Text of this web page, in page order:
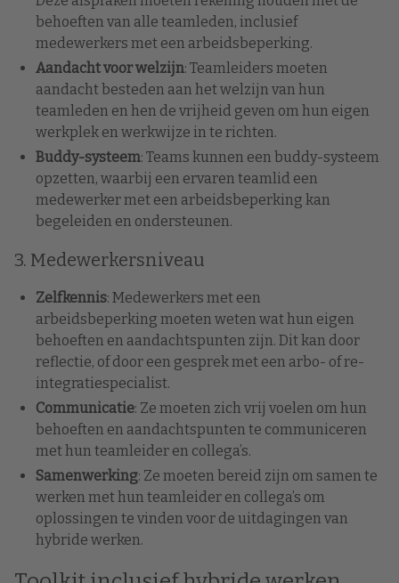
behoeften van alle teamleden, inclusief
medewerkers met een arbeidsbeperking.
Aandacht voor welzijn: Teamleiders moeten
aandacht besteden aan het welzijn van hun
teamleden en hen de vrijheid geven om hun eigen
werkplek en werkwijze in te richten.
Buddy-systeem: Teams kunnen een buddy-systeem
opzetten, waarbij een ervaren teamlid een
medewerker met een arbeidsbeperking kan
begeleiden en ondersteunen.
3. Medewerkersniveau
Zelfkennis: Medewerkers met een
arbeidsbeperking moeten weten wat hun eigen
behoeften en aandachtspunten zijn. Dit kan door
reflectie, of door een gesprek met een arbo- of re-
integratiespecialist.
Communicatie: Ze moeten zich vrij voelen om hun
behoeften en aandachtspunten te communiceren
met hun teamleider en collega’s.
Samenwerking: Ze moeten bereid zijn om samen te
werken met hun teamleider en collega’s om
oplossingen te vinden voor de uitdagingen van
hybride werken.